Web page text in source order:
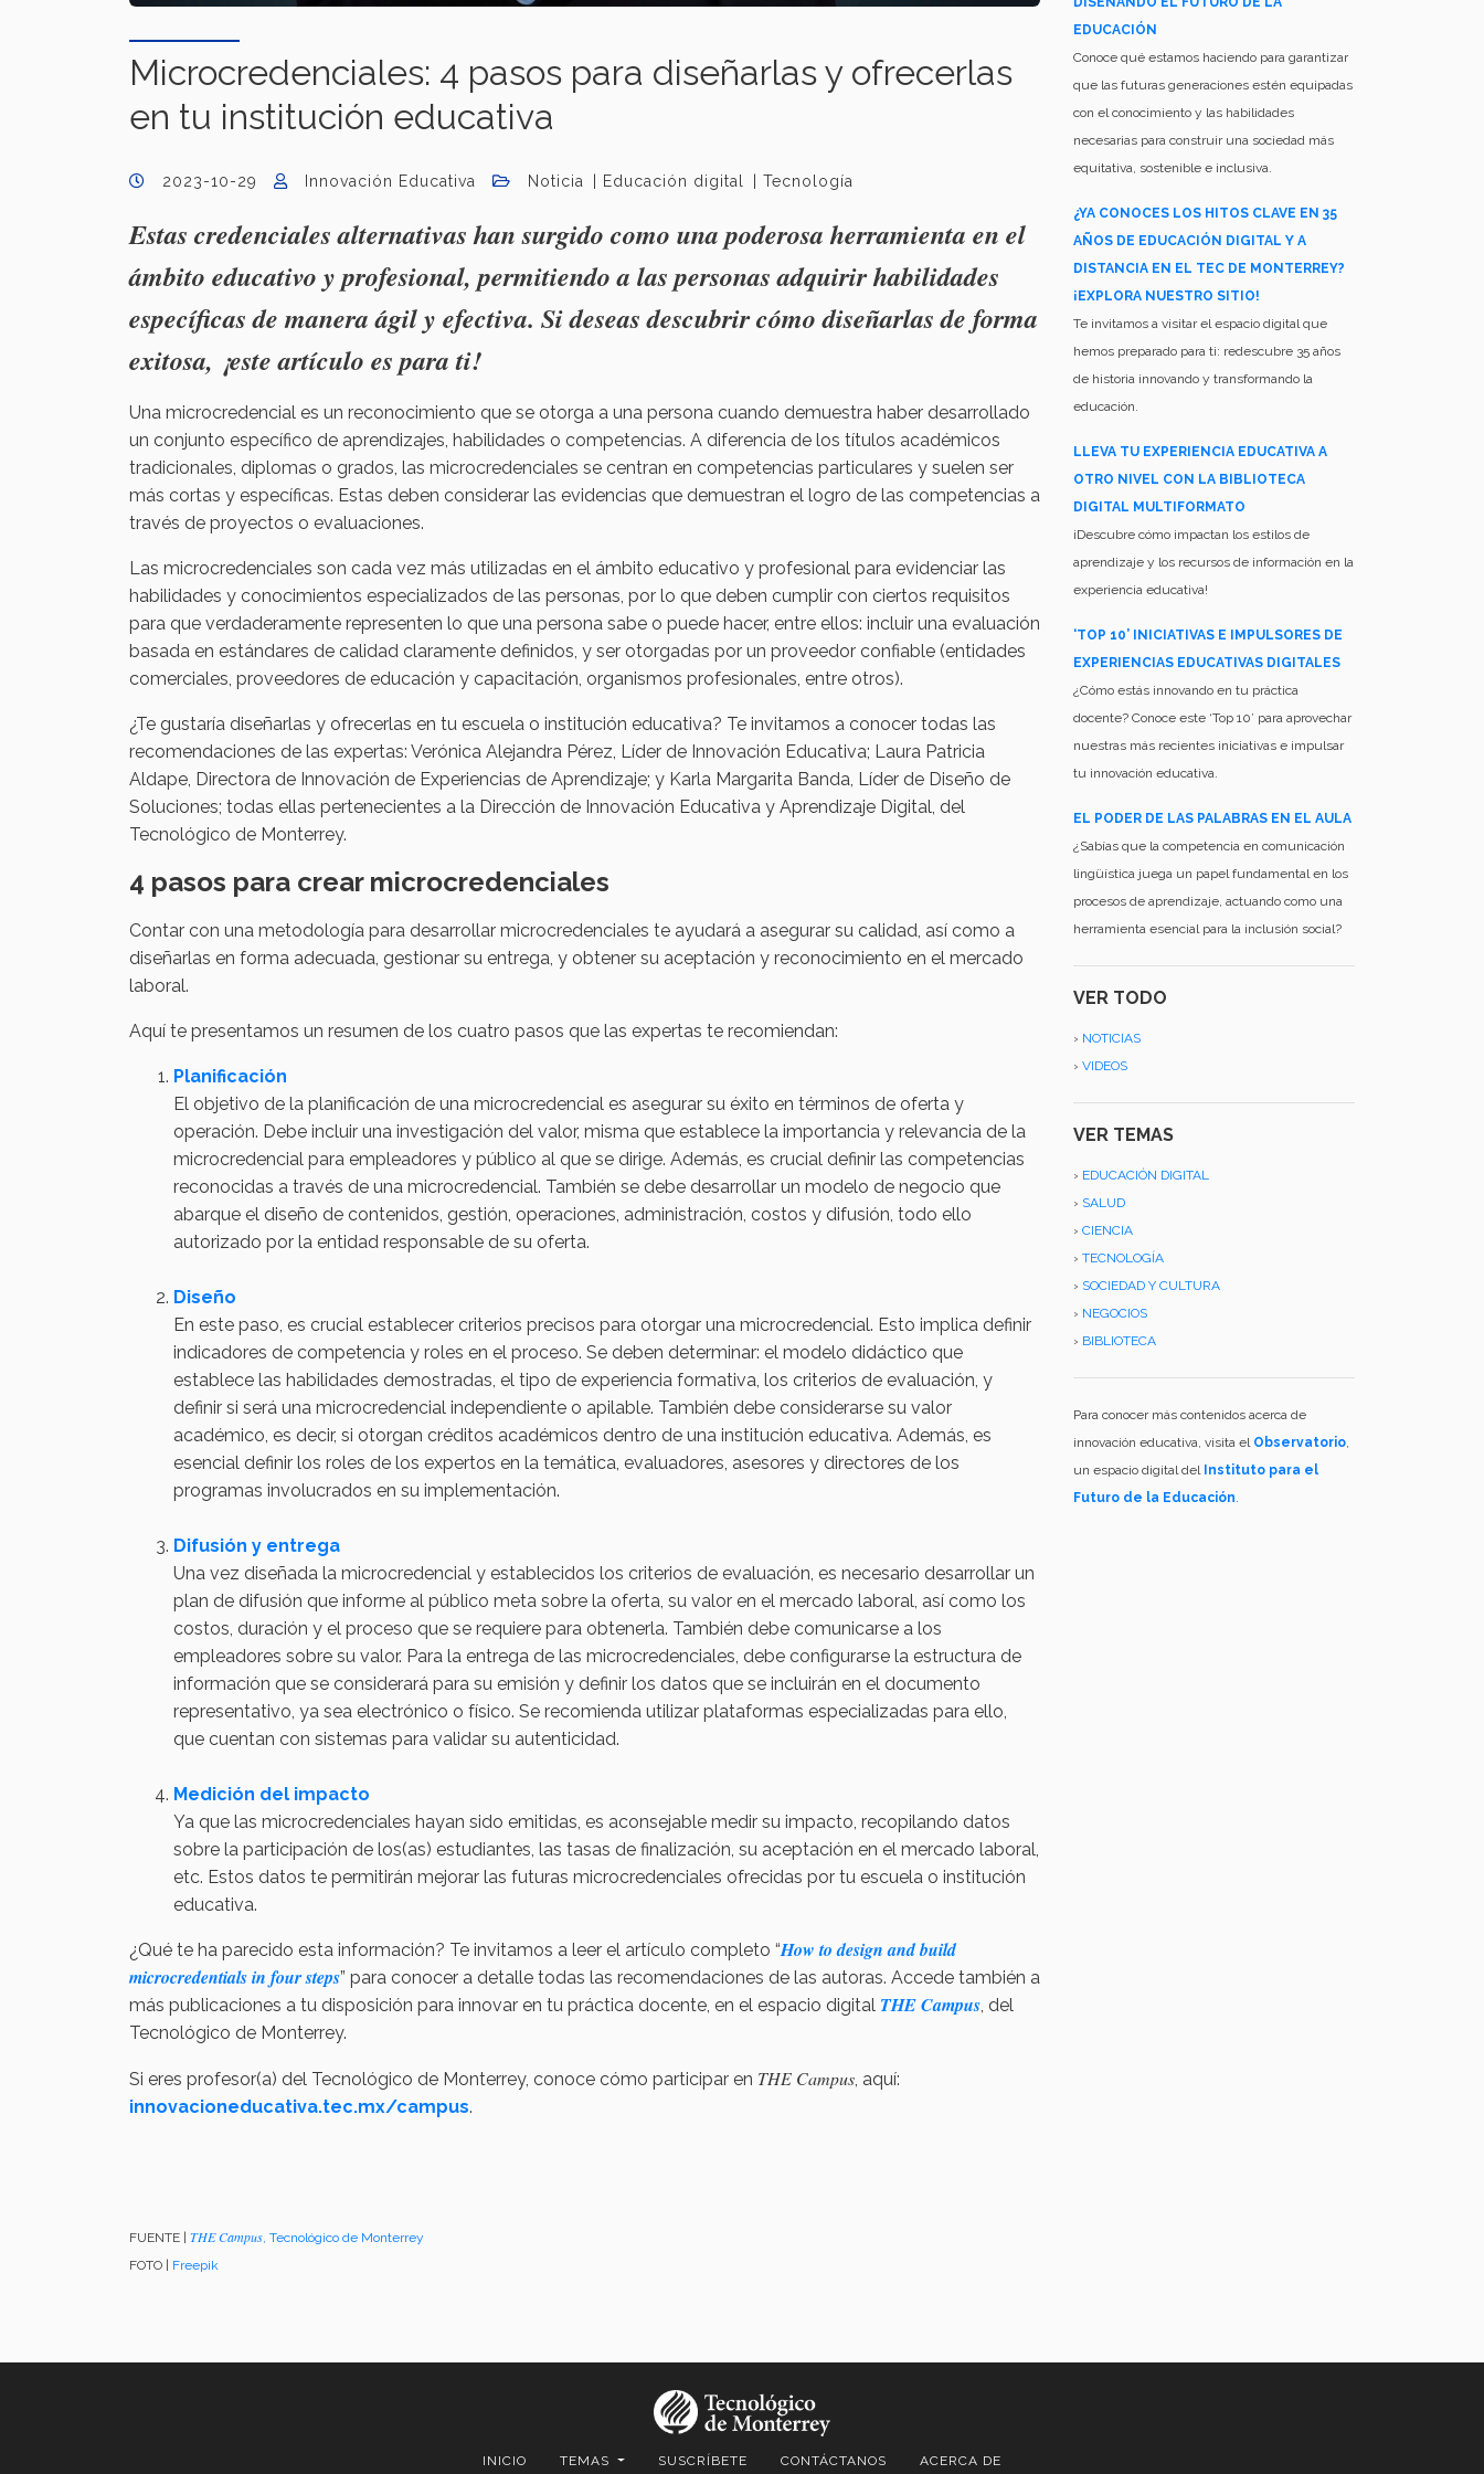
Microcredenciales: 4 pasos para diseñarlas y ofrecerlas
en tu institución educativa
2023-10-29 Innovación Educativa Noticia Educación digital Tecnología
Estas credenciales alternativas han surgido como una poderosa herramienta en el
ámbito educativo y profesional, permitiendo a las personas adquirir habilidades
específicas de manera ágil y efectiva. Si deseas descubrir cómo diseñarlas de forma
exitosa, ¡este artículo es para ti!
Una microcredencial es un reconocimiento que se otorga a una persona cuando demuestra haber desarrollado
un conjunto específico de aprendizajes, habilidades o competencias. A diferencia de los títulos académicos
tradicionales, diplomas o grados, las microcredenciales se centran en competencias particulares y suelen ser
más cortas y específicas. Estas deben considerar las evidencias que demuestran el logro de las competencias a
través de proyectos o evaluaciones.
Las microcredenciales son cada vez más utilizadas en el ámbito educativo y profesional para evidenciar las
habilidades y conocimientos especializados de las personas, por lo que deben cumplir con ciertos requisitos
para que verdaderamente representen lo que una persona sabe o puede hacer, entre ellos: incluir una evaluación
basada en estándares de calidad claramente definidos, y ser otorgadas por un proveedor confiable (entidades
comerciales, proveedores de educación y capacitación, organismos profesionales, entre otros).
¿Te gustaría diseñarlas y ofrecerlas en tu escuela o institución educativa? Te invitamos a conocer todas las
recomendaciones de las expertas: Verónica Alejandra Pérez, Líder de Innovación Educativa; Laura Patricia
Aldape, ‪Directora de Innovación de Experiencias de Aprendizaje; y Karla Margarita Banda, ‪Líder de Diseño de
Soluciones; todas ellas pertenecientes a la Dirección de Innovación Educativa y Aprendizaje Digital, del
Tecnológico de Monterrey.
4 pasos para crear microcredenciales
Contar con una metodología para desarrollar microcredenciales te ayudará a asegurar su calidad, así como a
diseñarlas en forma adecuada, gestionar su entrega, y obtener su aceptación y reconocimiento en el mercado
laboral.
Aquí te presentamos un resumen de los cuatro pasos que las expertas te recomiendan:
Planificación
El objetivo de la planificación de una microcredencial es asegurar su éxito en términos de oferta y
operación. Debe incluir una investigación del valor, misma que establece la importancia y relevancia de la
microcredencial para empleadores y público al que se dirige. Además, es crucial definir las competencias
reconocidas a través de una microcredencial. También se debe desarrollar un modelo de negocio que
abarque el diseño de contenidos, gestión, operaciones, administración, costos y difusión, todo ello
autorizado por la entidad responsable de su oferta.
Diseño
En este paso, es crucial establecer criterios precisos para otorgar una microcredencial. Esto implica definir
indicadores de competencia y roles en el proceso. Se deben determinar: el modelo didáctico que
establece las habilidades demostradas, el tipo de experiencia formativa, los criterios de evaluación, y
definir si será una microcredencial independiente o apilable. También debe considerarse su valor
académico, es decir, si otorgan créditos académicos dentro de una institución educativa. Además, es
esencial definir los roles de los expertos en la temática, evaluadores, asesores y directores de los
programas involucrados en su implementación.
Difusión y entrega
Una vez diseñada la microcredencial y establecidos los criterios de evaluación, es necesario desarrollar un
plan de difusión que informe al público meta sobre la oferta, su valor en el mercado laboral, así como los
costos, duración y el proceso que se requiere para obtenerla. También debe comunicarse a los
empleadores sobre su valor. Para la entrega de las microcredenciales, debe configurarse la estructura de
información que se considerará para su emisión y definir los datos que se incluirán en el documento
representativo, ya sea electrónico o físico. Se recomienda utilizar plataformas especializadas para ello,
que cuentan con sistemas para validar su autenticidad.
Medición del impacto
Ya que las microcredenciales hayan sido emitidas, es aconsejable medir su impacto, recopilando datos
sobre la participación de los(as) estudiantes, las tasas de finalización, su aceptación en el mercado laboral,
etc. Estos datos te permitirán mejorar las futuras microcredenciales ofrecidas por tu escuela o institución
educativa.
¿Qué te ha parecido esta información? Te invitamos a leer el artículo completo “How to design and build
microcredentials in four steps” para conocer a detalle todas las recomendaciones de las autoras. Accede también a
más publicaciones a tu disposición para innovar en tu práctica docente, en el espacio digital THE Campus , del
Tecnológico de Monterrey.
Si eres profesor(a) del Tecnológico de Monterrey, conoce cómo participar en THE Campus , aquí:
innovacioneducativa.tec.mx/campus.
FUENTE | THE Campus , Tecnológico de Monterrey
FOTO | Freepik
EDUCACIÓN
Conoce qué estamos haciendo para garantizar
que las futuras generaciones estén equipadas
con el conocimiento y las habilidades
necesarias para construir una sociedad más
equitativa, sostenible e inclusiva.
¿YA CONOCES LOS HITOS CLAVE EN 35
AÑOS DE EDUCACIÓN DIGITAL Y A
DISTANCIA EN EL TEC DE MONTERREY?
¡EXPLORA NUESTRO SITIO!
Te invitamos a visitar el espacio digital que
hemos preparado para ti: redescubre 35 años
de historia innovando y transformando la
educación.
LLEVA TU EXPERIENCIA EDUCATIVA A
OTRO NIVEL CON LA BIBLIOTECA
DIGITAL MULTIFORMATO
¡Descubre cómo impactan los estilos de
aprendizaje y los recursos de información en la
experiencia educativa!
‘TOP 10’ INICIATIVAS E IMPULSORES DE
EXPERIENCIAS EDUCATIVAS DIGITALES
¿Cómo estás innovando en tu práctica
docente? Conoce este ‘Top 10’ para aprovechar
nuestras más recientes iniciativas e impulsar
tu innovación educativa.
EL PODER DE LAS PALABRAS EN EL AULA
¿Sabías que la competencia en comunicación
lingüística juega un papel fundamental en los
procesos de aprendizaje, actuando como una
herramienta esencial para la inclusión social?
VER TODO
› NOTICIAS
› VIDEOS
VER TEMAS
› EDUCACIÓN DIGITAL
› SALUD
› CIENCIA
› TECNOLOGÍA
› SOCIEDAD Y CULTURA
› NEGOCIOS
› BIBLIOTECA
Para conocer más contenidos acerca de
innovación educativa, visita el Observatorio,
un espacio digital del Instituto para el
Futuro de la Educación.
INICIO TEMAS SUSCRÍBETE CONTÁCTANOS ACERCA DE